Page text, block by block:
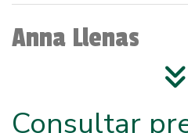
Anna Llenas
Consultar